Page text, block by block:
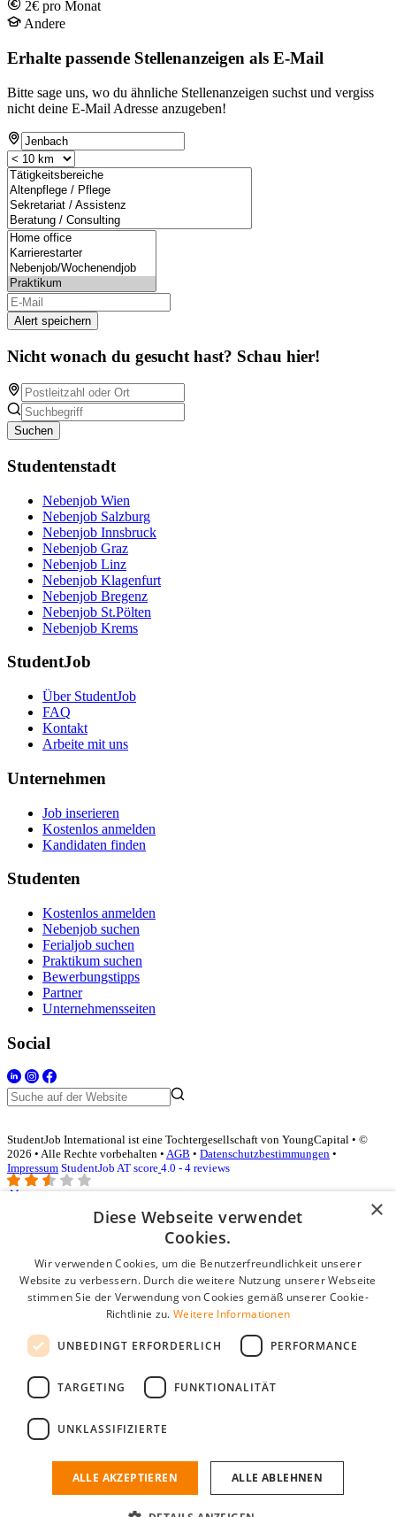
2€ pro Monat
Andere
Erhalte passende Stellenanzeigen als E-Mail
Bitte sage uns, wo du ähnliche Stellenanzeigen suchst und vergiss
nicht deine E-Mail Adresse anzugeben!
Alert speichern
Nicht wonach du gesucht hast? Schau hier!
Suchen
Studentenstadt
Nebenjob Wien
Nebenjob Salzburg
Nebenjob Innsbruck
Nebenjob Graz
Nebenjob Linz
Nebenjob Klagenfurt
Nebenjob Bregenz
Nebenjob St.Pölten
Nebenjob Krems
StudentJob
Über StudentJob
FAQ
Kontakt
Arbeite mit uns
Unternehmen
Job inserieren
Kostenlos anmelden
Kandidaten finden
Studenten
Kostenlos anmelden
Nebenjob suchen
Ferialjob suchen
Praktikum suchen
Bewerbungstipps
Partner
Unternehmensseiten
Social
StudentJob International ist eine Tochtergesellschaft von YoungCapital • ©
2026 • Alle Rechte vorbehalten • AGB • Datenschutzbestimmungen •
Impressum StudentJob AT score 4.0 - 4 reviews
Login für Unternehmen
E-Mail*
Passwort
Angemeldet bleiben
Passwort vergessen?
Kostenloses Unternehmensprofil
Wenn Sie sich registriert haben, können Sie ein Unternehmensprofil
passenden Mitarbeiter zu finden.
×
Diese Webseite verwendet
Cookies.
Wir verwenden Cookies, um die Benutzerfreundlichkeit unserer
Website zu verbessern. Durch die weitere Nutzung unserer Webseite
stimmen Sie der Verwendung von Cookies gemäß unserer Cookie-
Richtlinie zu. Weitere Informationen
UNBEDINGT ERFORDERLICH PERFORMANCE
TARGETING FUNKTIONALITÄT
UNKLASSIFIZIERTE
ALLE AKZEPTIEREN ALLE ABLEHNEN